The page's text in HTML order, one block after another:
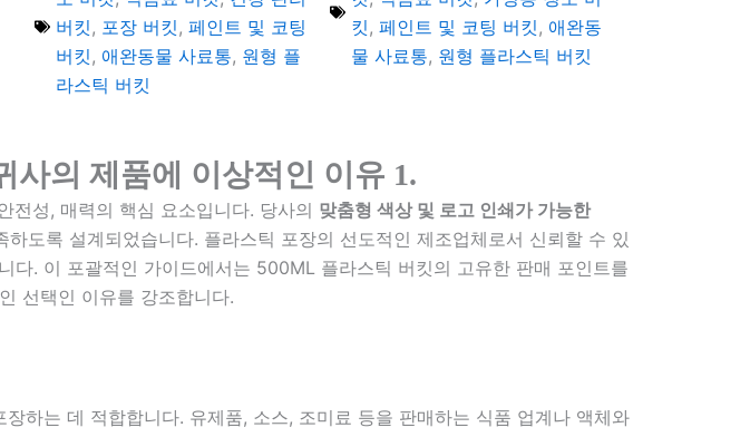
버킷, 포장 버킷, 페인트 및 코팅
버킷, 애완동물 사료통, 원형 플
라스틱 버킷
킷, 페인트 및 코팅 버킷, 애완동
물 사료통, 원형 플라스틱 버킷
사의 제품에 이상적인 이유 1.
전성, 매력의 핵심 요소입니다. 당사의 맞춤형 색상 및 로고 인쇄가 가능한
도록 설계되었습니다. 플라스틱 포장의 선도적인 제조업체로서 신뢰할 수 있
. 이 포괄적인 가이드에서는 500ML 플라스틱 버킷의 고유한 판매 포인트를
선택인 이유를 강조합니다.
하는 데 적합합니다. 유제품, 소스, 조미료 등을 판매하는 식품 업계나 액체와